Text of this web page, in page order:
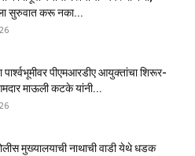
सुरुवात करू नका...
पार्श्वभूमीवर पीएमआरडीए आयुक्तांचा शिरूर-
माऊली कटके यांनी...
मुख्यालयाची नाथाची वाडी येथे धडक